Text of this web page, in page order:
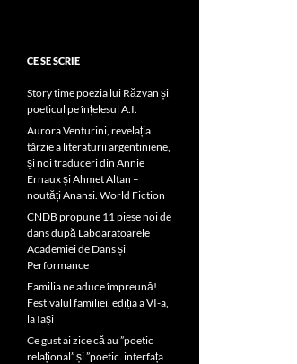
CE SE SCRIE
Story time poezia lui Răzvan și
poeticul pe înțelesul A.I.
Aurora Venturini, revelația
târzie a literaturii argentiniene,
și noi traduceri din Annie
Ernaux și Ahmet Altan –
noutăți Anansi. World Fiction
CNDB propune 11 piese noi de
dans după Laboaratoarele
Academiei de Dans și
Performance
Familia ne aduce împreună!
Festivalul familiei, ediția a VI-a,
la Iași
Ce gust ai zice că au ”poetic
relațional” și ”poetic. interfața